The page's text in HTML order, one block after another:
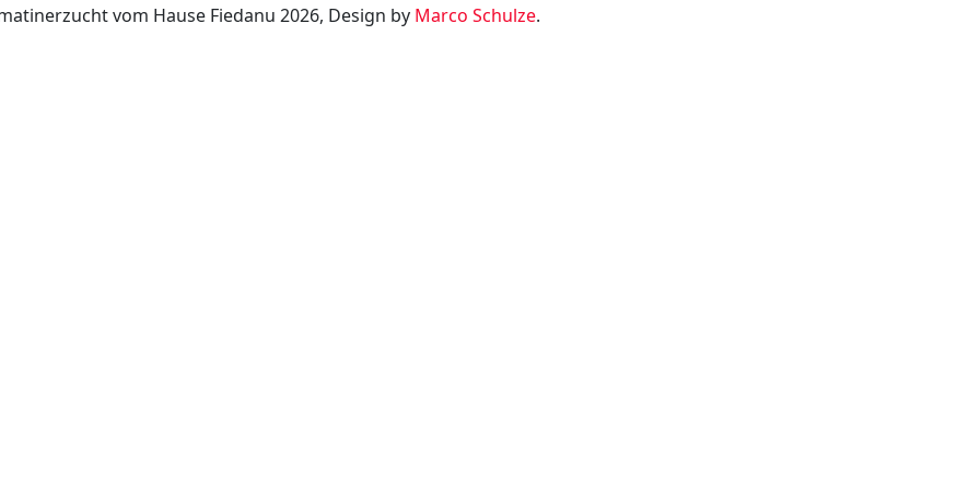
vom Hause Fiedanu 2026, Design by Marco Schulze.